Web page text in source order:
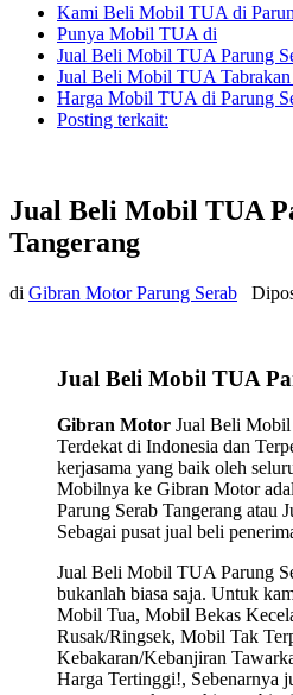
Kami Beli Mobil TUA di
Punya Mobil TUA di
Jual Beli Mobil TUA Parung
Jual Beli Mobil TUA Tabrakan
Harga Mobil TUA di Parung
Posting terkait:
Jual Beli Mobil TUA
Tangerang
di Gibran Motor Parung Serab
Jual Beli Mobil TUA
Gibran Motor Jual Beli Mobil
Terdekat di Indonesia dan
kerjasama yang baik oleh
Mobilnya ke Gibran Motor
Parung Serab Tangerang atau
Sebagai pusat jual beli
Jual Beli Mobil TUA Parung
bukanlah biasa saja. Untuk
Mobil Tua, Mobil Bekas
Rusak/Ringsek, Mobil Tak
Kebakaran/Kebanjiran
Harga Tertinggi!, Sebenarnya